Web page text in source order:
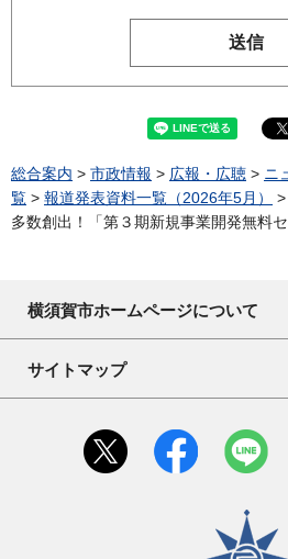
総合案内 > 市政情報 > 広報・広聴 > ニ
覧 > 報道発表資料一覧（2026年5月）
多数創出！「第３期新規事業開発無料
横須賀市ホームページについて
サイトマップ
横須賀市